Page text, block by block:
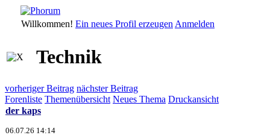
Willkommen! Ein neues Profil erzeugen Anmelden
Technik
vorheriger Beitrag nächster Beitrag
Forenliste Themenübersicht Neues Thema Druckansicht
der kaps
06.07.26 14:14